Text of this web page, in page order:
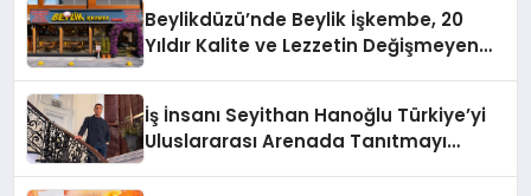
Beylikdüzü’nde Beylik İşkembe, 20
Yıldır Kalite ve Lezzetin Değişmeyen
İş İnsanı Seyithan Hanoğlu Türkiye’yi
Uluslararası Arenada Tanıtmayı